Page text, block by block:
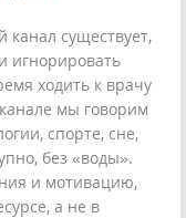
существует,
игнорировать
ходить к врачу
мы говорим
спорте, сне,
без «воды».
и мотивацию,
а не в